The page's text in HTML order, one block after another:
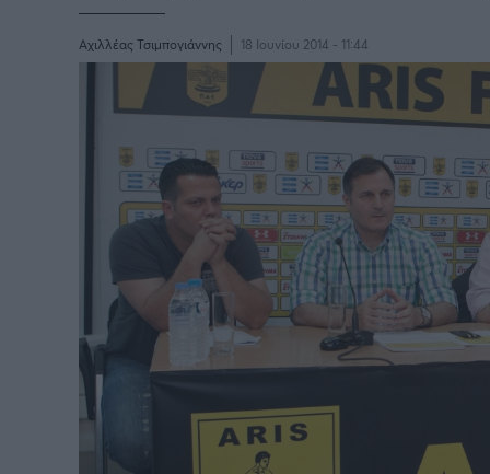
Αχιλλέας Τσιμπογιάννης 18 Ιουνίου 2014 - 11:44